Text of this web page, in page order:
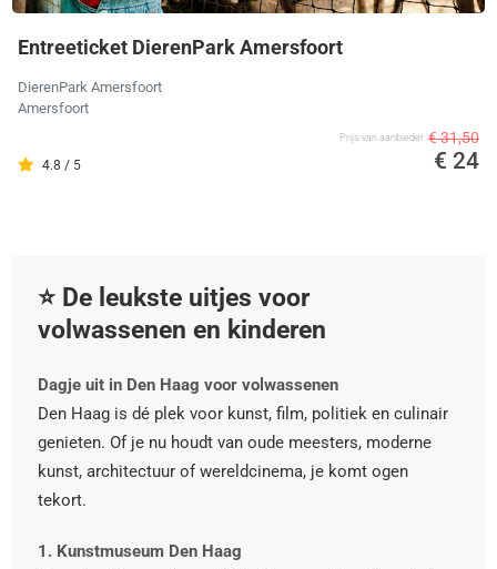
Entreeticket DierenPark Amersfoort
DierenPark Amersfoort
Amersfoort
4.8 / 5
Prijs van aanbieder € 31,50
€ 24
⭐️ De leukste uitjes voor
volwassenen en kinderen
Dagje uit in Den Haag voor volwassenen
Den Haag is dé plek voor kunst, film, politiek en culinair
genieten. Of je nu houdt van oude meesters, moderne
kunst, architectuur of wereldcinema, je komt ogen
tekort.
1. Kunstmuseum Den Haag